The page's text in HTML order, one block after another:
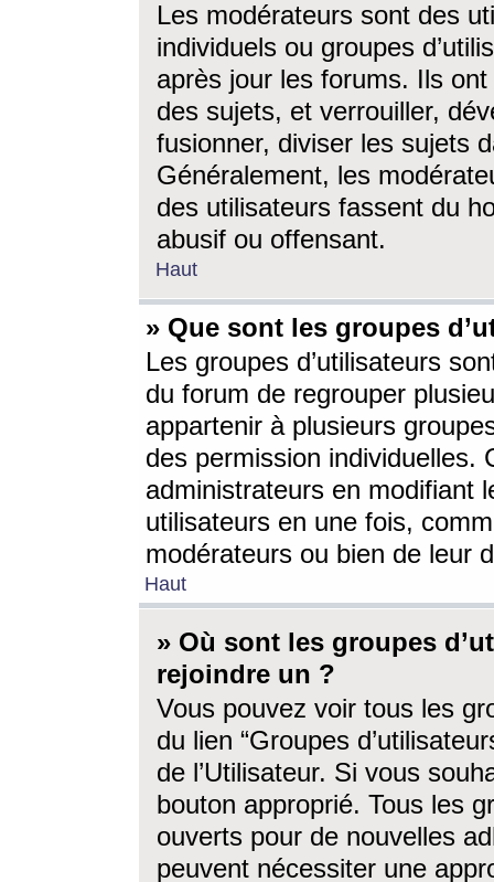
Les modérateurs sont des
individuels ou groupes
après jour les forums. Ils ont
des sujets, et verrouiller,
fusionner, diviser les sujets
Généralement, les
des utilisateurs fassent du
abusif ou offensant.
Haut
» Que sont les groupes
Les groupes d’utilisateurs
du forum de regrouper
appartenir à plusieurs
des permission individuelles.
administrateurs en modifiant
utilisateurs en une fois,
modérateurs ou bien de leur
Haut
» Où sont les groupes
rejoindre un ?
Vous pouvez voir tous les
du lien “Groupes
de l’Utilisateur. Si vous
bouton approprié. Tous les
ouverts pour de nouvelles
peuvent nécessiter une